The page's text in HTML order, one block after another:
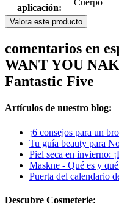
aplicación:
Cuerpo
Valora este producto
comentarios en
WANT YOU
Fantastic Five
Artículos de nuestro blog:
¡6 consejos para un
Tu guía beauty para
Piel seca en invierno:
Maskne - Qué es y
Puerta del calendario
Descubre Cosmeterie: